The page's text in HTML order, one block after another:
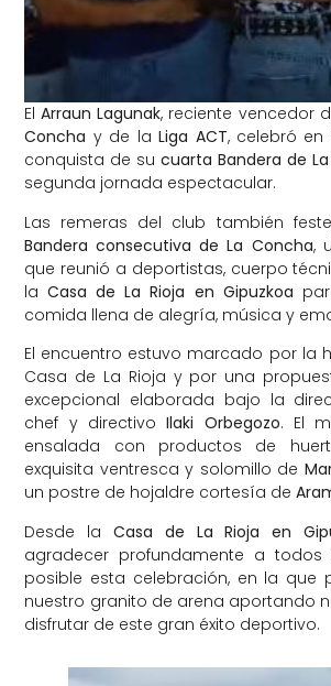
ElArraun Lagunak, reciente vencedor
Concha y de laLiga ACT, celebró en
conquista de sucuarta Bandera de
segunda jornada espectacular.
Las remeras del club también
Bandera consecutiva de La Concha,
que reunió a deportistas, cuerpo
laCasa de La Rioja en Gipuzkoa
comida llena de alegría, música y
El encuentro estuvo marcado por la
Casa de La Rioja y por una
excepcional elaborada bajo la
chef y directivoIlaki Orbegozo. El
ensalada con productos de
exquisita ventresca y solomillo de
un postre de hojaldre cortesía de
Desde la Casa de La Rioja en
agradecer profundamente a todos
posible esta celebración, en la que
nuestro granito de arena aportando
disfrutar de este gran éxito deportivo.